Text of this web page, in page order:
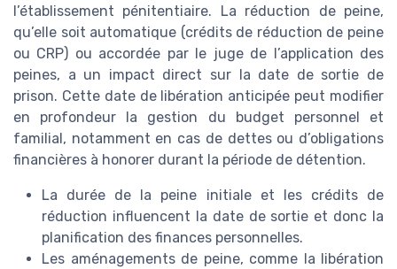
l’établissement pénitentiaire. La réduction de peine,
qu’elle soit automatique (crédits de réduction de peine
ou CRP) ou accordée par le juge de l’application des
peines, a un impact direct sur la date de sortie de
prison. Cette date de libération anticipée peut modifier
en profondeur la gestion du budget personnel et
familial, notamment en cas de dettes ou d’obligations
financières à honorer durant la période de détention.
La durée de la peine initiale et les crédits de
réduction influencent la date de sortie et donc la
planification des finances personnelles.
Les aménagements de peine, comme la libération